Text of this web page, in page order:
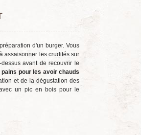
d'un burger. Vous
assaisonner les crudités sur
avant de recouvrir le
pour les avoir chauds
et de la dégustation des
un pic en bois pour le